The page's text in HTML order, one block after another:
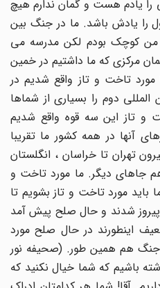
یادم هست و گمان ندارم هیچ
را یادش باشد. ما در جنگ بین
کوچک بودم لکن مدرسه می
مرکزی که ما داشتیم در خمین
تاخت و تاز واقع شدیم در
دوم را بسیاری از شماها
تاز این سه قوه واقع شدیم
آنها در همه کشور ما تقریبا
تهران تا خراسان ، انگلستان
جاهای دیگر. ما مورد تاخت و
مورد تاخت و تاز بشویم تا
شدند و حال صلح پیش آمد
اینطورند در حال صلح مورد
هم همین طور. (صحیفه نور
داشته باشیم که شما خیال نکنید که